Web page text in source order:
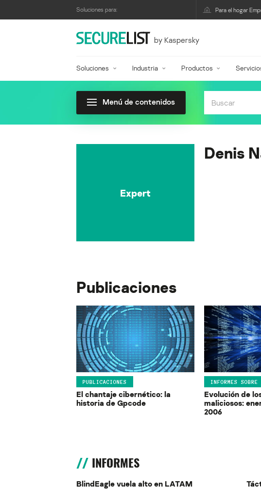
Soluciones para: Para el hogar
by Kaspersky
Soluciones Industria Productos
Menú de contenidos
Expert
Denis
Publicaciones
PUBLICACIONES
El chantaje cibernético: la
historia de Gpcode
INFORMES SOBRE
Evolución de
maliciosos:
2006
INFORMES
BlindEagle vuela alto en LATAM